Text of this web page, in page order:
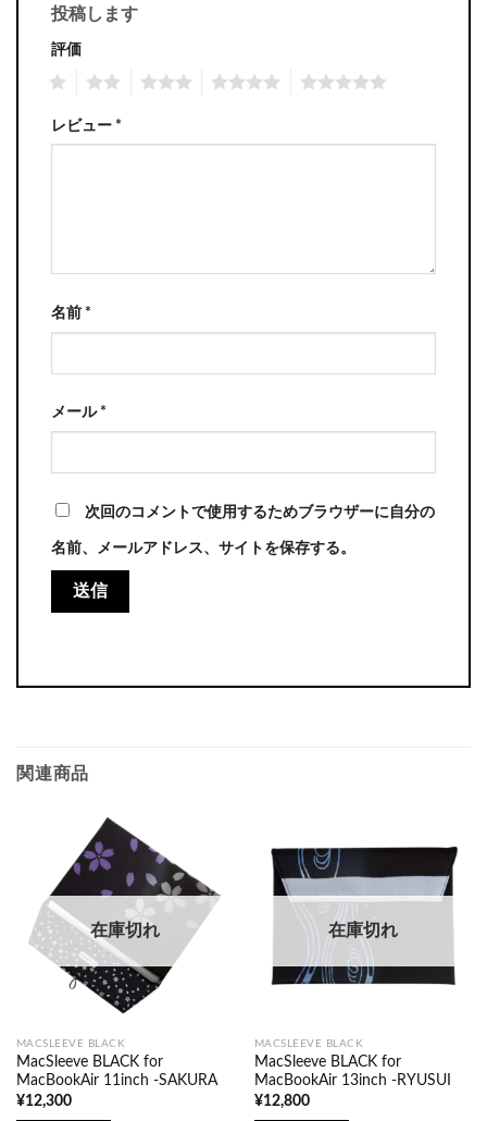
投稿します
評価
レビュー *
名前 *
メール *
次回のコメントで使用するためブラウザーに自分の
名前、メールアドレス、サイトを保存する。
関連商品
在庫切れ
MACSLEEVE BLACK
MacSleeve BLACK for
MacBookAir 11inch -SAKURA
¥12,300
在庫切れ
MACSLEEVE BLACK
MacSleeve BLACK for
MacBookAir 13inch -RYUSUI
¥12,800